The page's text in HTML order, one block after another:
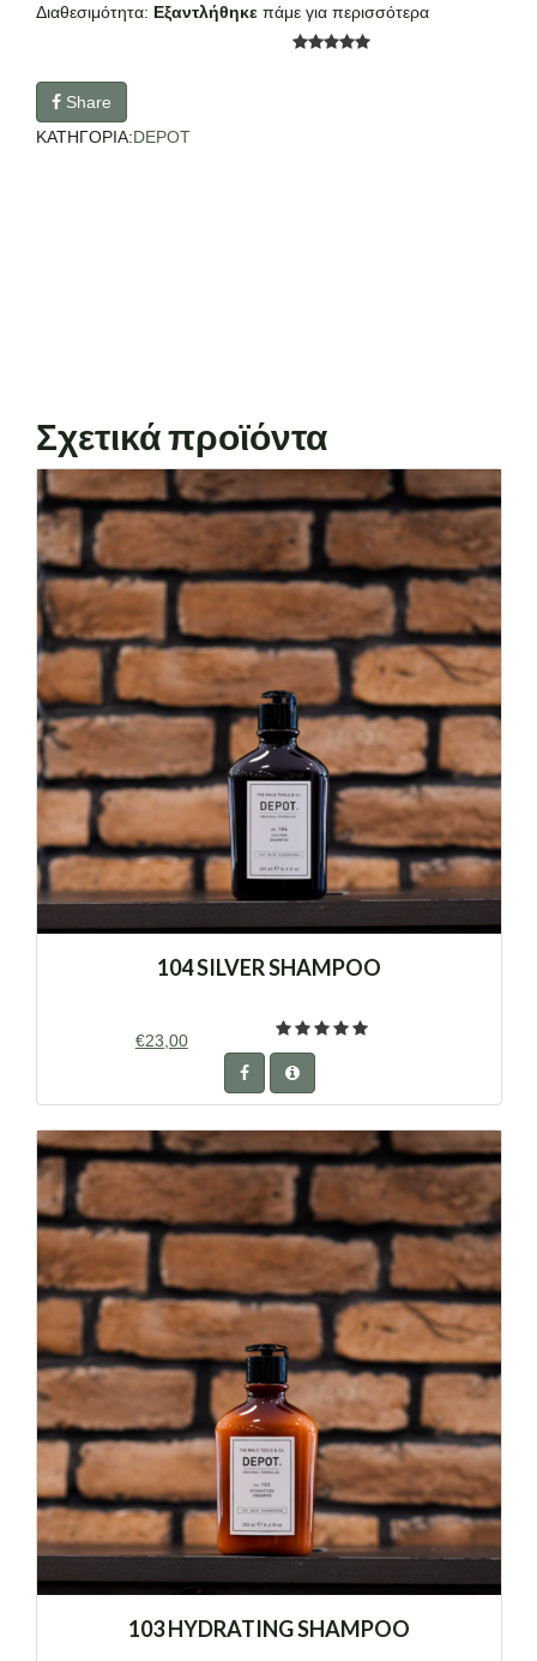
Διαθεσιμότητα: Εξαντλήθηκε πάμε για περισσότερα
Share
ΚΑΤΗΓΟΡΙΑ:DEPOT
Σχετικά προϊόντα
104 SILVER SHAMPOO
€23,00
103 HYDRATING SHAMPOO